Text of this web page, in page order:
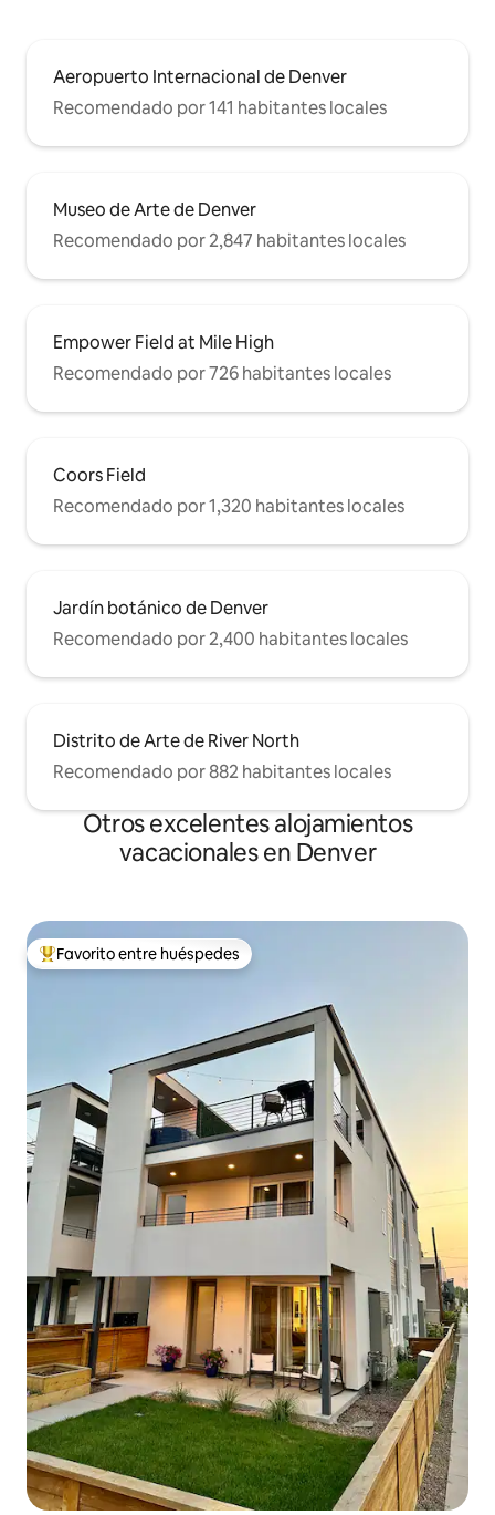
Aeropuerto Internacional de Denver
Recomendado por 141 habitantes locales
Museo de Arte de Denver
Recomendado por 2,847 habitantes locales
Empower Field at Mile High
Recomendado por 726 habitantes locales
Coors Field
Recomendado por 1,320 habitantes locales
Jardín botánico de Denver
Recomendado por 2,400 habitantes locales
Distrito de Arte de River North
Recomendado por 882 habitantes locales
Otros excelentes alojamientos
vacacionales en Denver
De los mejores en Favorito entre huéspedes
Favorito entre huéspedes